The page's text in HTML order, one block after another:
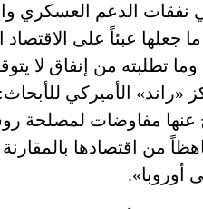
نفقات الدعم العسكري
جعلها عبئاً على
تطلبته من إنفاق لا
«راند» الأميركي
مفاوضات لمصلحة
من اقتصادها
أوروبا».